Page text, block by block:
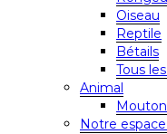
Oiseau
Reptile
Bétails
Tous
Animal
Notre